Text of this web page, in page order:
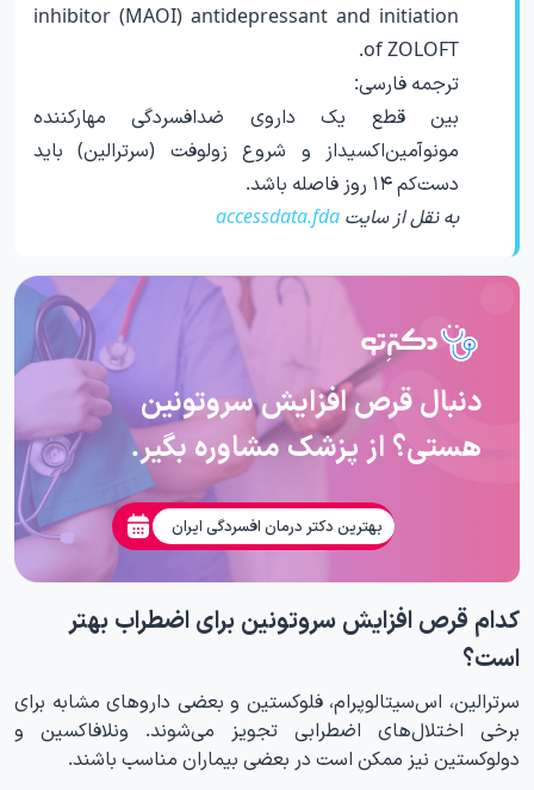
inhibitor (MAOI) antidepressant and initiation
of ZOLOFT.
ترجمه فارسی:
بین قطع یک داروی ضدافسردگی مهارکننده
مونوآمین‌اکسیداز و شروع زولوفت (سرترالین) باید
دست‌کم ۱۴ روز فاصله باشد.
به نقل از سایت accessdata.fda
دنبال قرص افزایش سروتونین
هستی؟ از پزشک مشاوره بگیر.
بهترین دکتر درمان افسردگی ایران
کدام قرص افزایش سروتونین برای اضطراب بهتر
است؟
سرترالین، اس‌سیتالوپرام، فلوکستین و بعضی داروهای مشابه برای
برخی اختلال‌های اضطرابی تجویز می‌شوند. ونلافاکسین و
دولوکستین نیز ممکن است در بعضی بیماران مناسب باشند.